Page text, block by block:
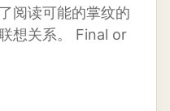
阅读可能的掌纹的
想关系。 Final or